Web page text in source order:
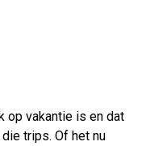
op vakantie is en dat
trips. Of het nu